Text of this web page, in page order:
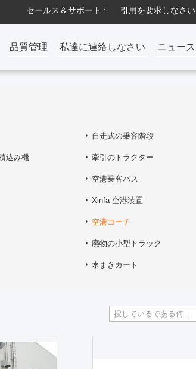
セールス＆サポート : 引用を要求しなさい
品質管理 私達に連絡しなさい ニュース
自走式の乗客階段
込み機 牽引のトラクター
空港乗客バス
Xinfa 空港装置
空港コーチ
廃物の小型トラック
水まきカート